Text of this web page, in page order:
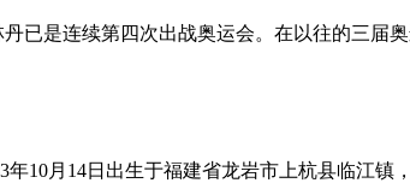
已是连续第四次出战奥运会。在以往的三届
10月14日出生于福建省龙岩市上杭县临江镇